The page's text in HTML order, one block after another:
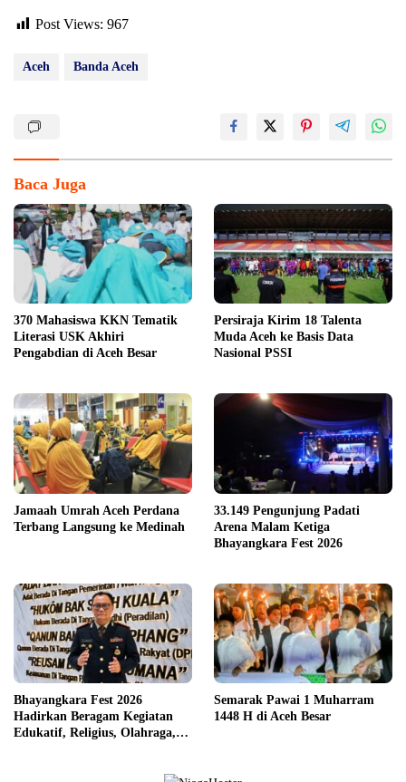
Post Views: 967
Aceh Banda Aceh
Baca Juga
370 Mahasiswa KKN Tematik
Literasi USK Akhiri
Pengabdian di Aceh Besar
Persiraja Kirim 18 Talenta
Muda Aceh ke Basis Data
Nasional PSSI
Jamaah Umrah Aceh Perdana
Terbang Langsung ke Medinah
33.149 Pengunjung Padati
Arena Malam Ketiga
Bhayangkara Fest 2026
Bhayangkara Fest 2026
Hadirkan Beragam Kegiatan
Edukatif, Religius, Olahraga,
Semarak Pawai 1 Muharram
1448 H di Aceh Besar